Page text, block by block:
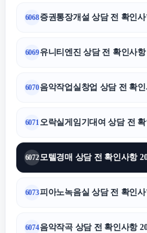
6068증권통장개설 상담 전 확인사
6069유니티엔진 상담 전 확인사항
6070음악작업실창업 상담 전 확인
6071 오락실게임기대여 상담 전 확
6072모텔경매 상담 전 확인사항
6073피아노녹음실 상담 전 확인사
6074음악작곡 상담 전 확인사항